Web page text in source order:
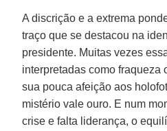
A discrição e a extrema
traço que se destacou na
presidente. Muitas vezes
interpretadas como fraqueza
sua pouca afeição aos
mistério vale ouro. E num
crise e falta liderança, o